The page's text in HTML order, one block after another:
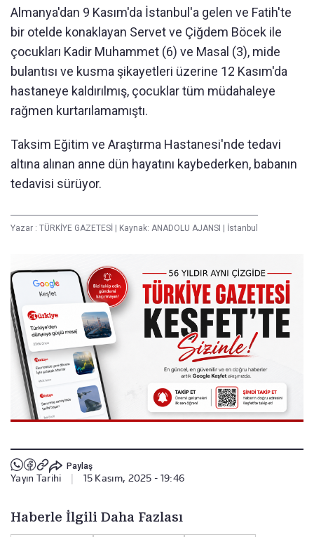
Almanya'dan 9 Kasım'da İstanbul'a gelen ve Fatih'te
bir otelde konaklayan Servet ve Çiğdem Böcek ile
çocukları Kadir Muhammet (6) ve Masal (3), mide
bulantısı ve kusma şikayetleri üzerine 12 Kasım'da
hastaneye kaldırılmış, çocuklar tüm müdahaleye
rağmen kurtarılamamıştı.
Taksim Eğitim ve Araştırma Hastanesi'nde tedavi
altına alınan anne dün hayatını kaybederken, babanın
tedavisi sürüyor.
Yazar : TÜRKİYE GAZETESİ | Kaynak: ANADOLU AJANSI | İstanbul
Paylaş
Yayın Tarihi 15 Kasım, 2025 - 19:46
Haberle İlgili Daha Fazlası